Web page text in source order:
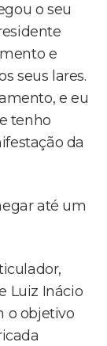
o seu
e
seus lares.
e eu
tenho
da
até um
Luiz Inácio
o objetivo